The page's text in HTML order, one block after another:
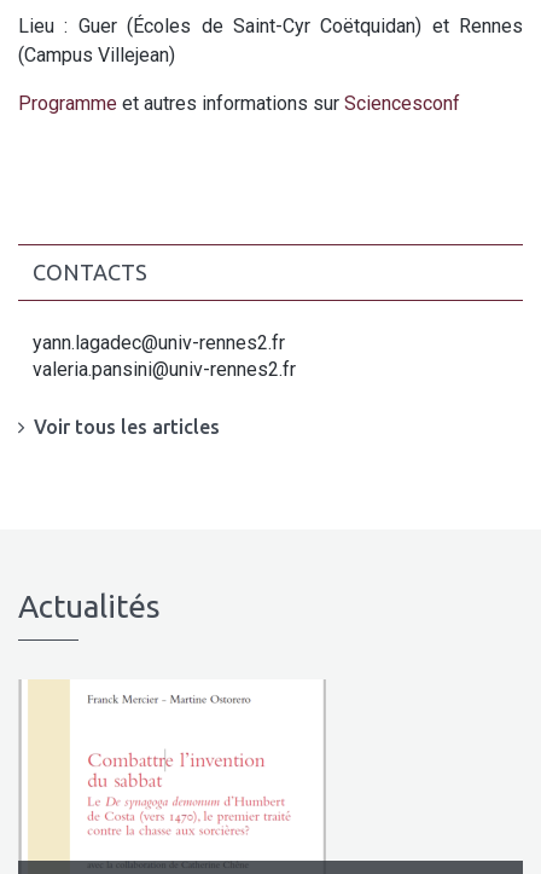
Lieu : Guer (Écoles de Saint-Cyr Coëtquidan) et Rennes
(Campus Villejean)
Programme et autres informations sur Sciencesconf
CONTACTS
yann.lagadec@univ-rennes2.fr
valeria.pansini@univ-rennes2.fr
Voir tous les articles
Actualités